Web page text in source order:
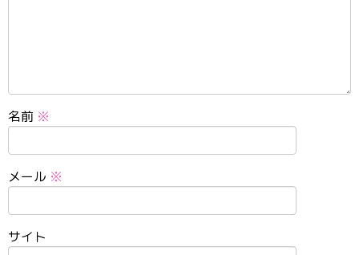
名前 ※
メール ※
サイト